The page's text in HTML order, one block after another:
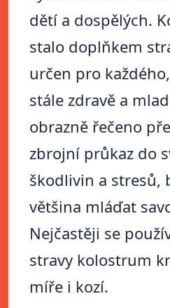
dětí a dospělých.
stalo doplňkem
určen pro
stále zdravě a
obrazně řečeno
zbrojní průkaz do
škodlivin a stresů,
většina mláďat
Nejčastěji se
stravy kolostrum
míře i kozí.